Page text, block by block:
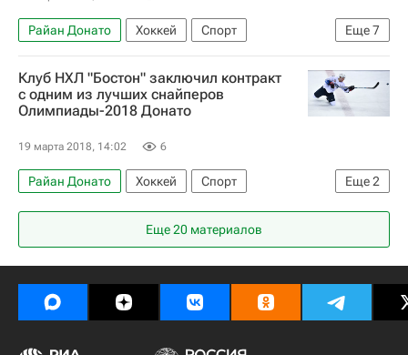
Еще7
Райан Донато Хоккей
Спорт
Национальная хоккейная лига (НХЛ)
Коламбус Блю Джекетс
Бостон Брюинз
Нэшвилл Предаторз
Баффало Сейбрз
Алексей Емелин
Артемий Панарин
Клуб НХЛ "Бостон" заключил контракт
с одним из лучших снайперов
Олимпиады-2018 Донато
19 марта 2018, 14:02 6
Еще2
Райан Донато Хоккей
Спорт
Национальная хоккейная лига (НХЛ)
Еще 20 материалов